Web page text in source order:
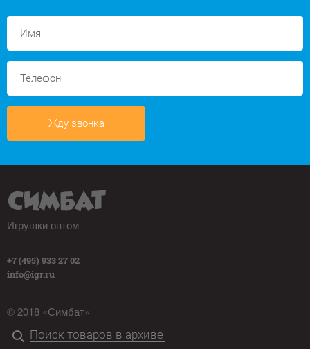
Жду звонка
Игрушки оптом
+7 (495) 933 27 02
info@igr.ru
© 2018 «Симбат»